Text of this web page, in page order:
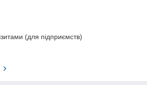
(для підприємств)